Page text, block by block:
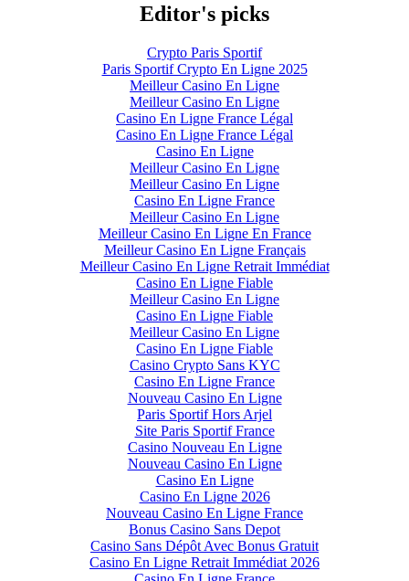
Editor's picks
Crypto Paris Sportif
Paris Sportif Crypto En Ligne 2025
Meilleur Casino En Ligne
Meilleur Casino En Ligne
Casino En Ligne France Légal
Casino En Ligne France Légal
Casino En Ligne
Meilleur Casino En Ligne
Meilleur Casino En Ligne
Casino En Ligne France
Meilleur Casino En Ligne
Meilleur Casino En Ligne En France
Meilleur Casino En Ligne Français
Meilleur Casino En Ligne Retrait Immédiat
Casino En Ligne Fiable
Meilleur Casino En Ligne
Casino En Ligne Fiable
Meilleur Casino En Ligne
Casino En Ligne Fiable
Casino Crypto Sans KYC
Casino En Ligne France
Nouveau Casino En Ligne
Paris Sportif Hors Arjel
Site Paris Sportif France
Casino Nouveau En Ligne
Nouveau Casino En Ligne
Casino En Ligne
Casino En Ligne 2026
Nouveau Casino En Ligne France
Bonus Casino Sans Depot
Casino Sans Dépôt Avec Bonus Gratuit
Casino En Ligne Retrait Immédiat 2026